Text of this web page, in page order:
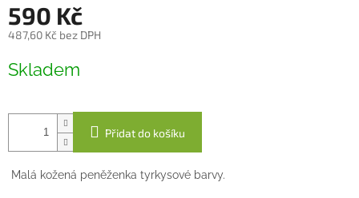
590 Kč
487,60 Kč bez DPH
cena:
Skladem
Přidat do košíku
Malá kožená peněženka tyrkysové barvy.